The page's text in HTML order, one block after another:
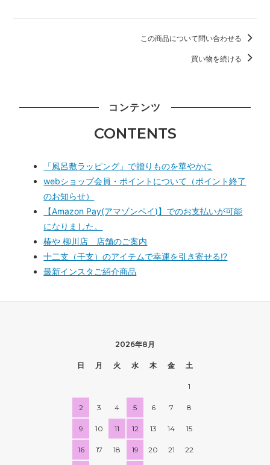
この商品について問い合わせる
買い物を続ける
コンテンツ
CONTENTS
「風呂敷ラッピング」で贈りものを華やかに
webショップ会員・ポイントについて（ポイント終了
のお知らせ）
【Amazon Pay(アマゾンペイ)】でのお支払いが可能
になりました。
椿や 柳川店 店舗のご案内
十二支（干支）のアイテムで幸運を引き寄せる!?
最新インスタご紹介商品
2026年8月
日 月 火 水 木 金 土
1
2 3 4 5 6 7 8
9 10 11 12 13 14 15
16 17 18 19 20 21 22